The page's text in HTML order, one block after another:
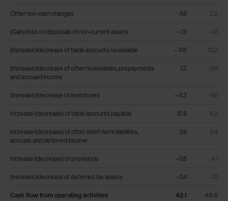
Other non-cash changes 4.6 2.2
(Gain)/loss on disposals of non-current assets – 0.1 – 0.1
(Increase)/decrease of trade accounts receivable – 17.6 13.2
(Increase)/decrease of other receivables, prepayments
and accrued income
1.2 – 0.9
(Increase)/decrease of inventories – 4.3 – 9.0
Increase/(decrease) of trade accounts payable 12.8 4.2
Increase/(decrease) of other short-term liabilities,
accruals and deferred income
0.9 3.4
Increase/(decrease) of provisions – 0.5 4.1
(Increase)/decrease of deferred tax assets – 0.4 – 0.1
Cash flow from operating activities 42.1 40.6